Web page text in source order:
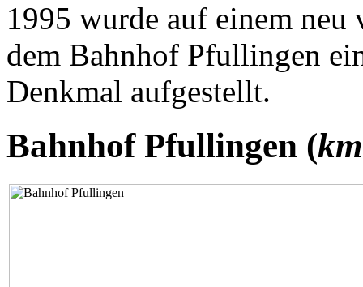
1995 wurde auf einem
dem Bahnhof Pfullingen
Denkmal aufgestellt.
Bahnhof Pfullingen (